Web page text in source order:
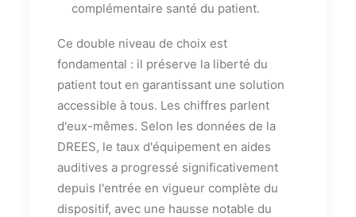
complémentaire santé du patient.
Ce double niveau de choix est
fondamental : il préserve la liberté du
patient tout en garantissant une solution
accessible à tous. Les chiffres parlent
d'eux-mêmes. Selon les données de la
DREES, le taux d'équipement en aides
auditives a progressé significativement
depuis l'entrée en vigueur complète du
dispositif, avec une hausse notable du